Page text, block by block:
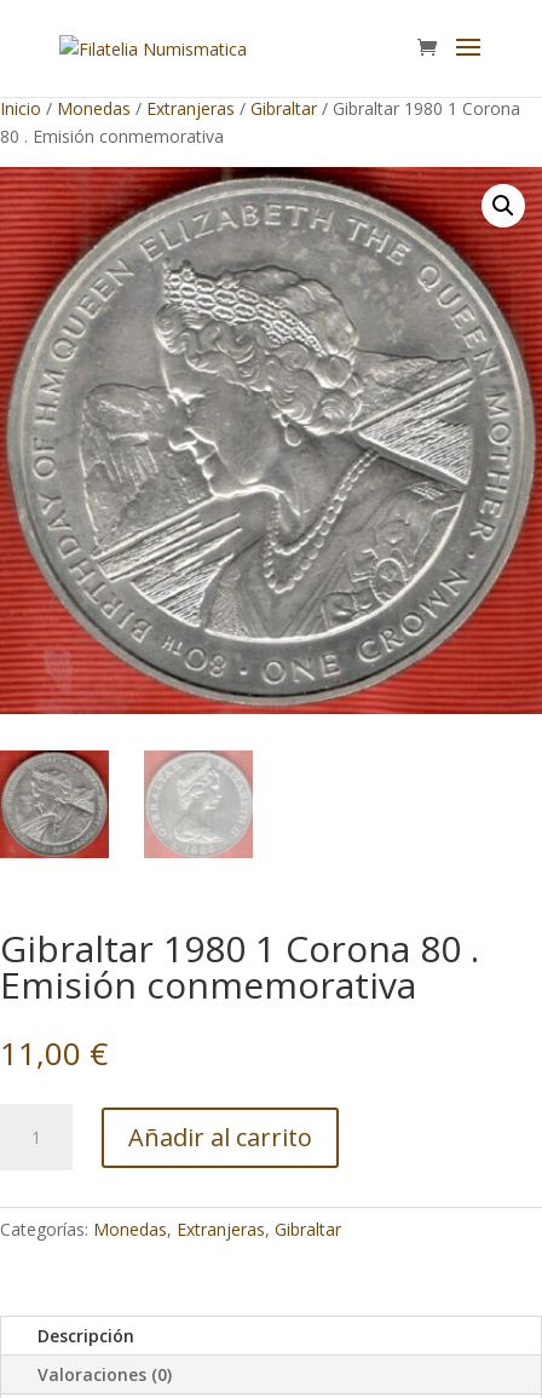
Inicio / Monedas / Extranjeras / Gibraltar / Gibraltar 1980 1 Corona
80 . Emisión conmemorativa
Gibraltar 1980 1 Corona 80 .
Emisión conmemorativa
11,00 €
1980
80
conmemorativa
cantidad
Añadir al carrito
Categorías: Monedas, Extranjeras, Gibraltar
Descripción
Valoraciones (0)